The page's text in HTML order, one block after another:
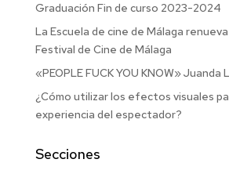
Graduación Fin de curso 2023-2024
La Escuela de cine de Málaga
Festival de Cine de Málaga
«PEOPLE FUCK YOU KNOW» Juanda
¿Cómo utilizar los efectos visuales
experiencia del espectador?
Secciones